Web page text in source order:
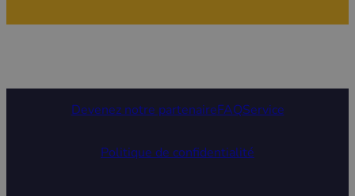
Devenez notre partenaireFAQService
Politique de confidentialité